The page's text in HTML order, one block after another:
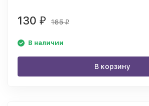
130 ₽ 165₽
В наличии
В корзину